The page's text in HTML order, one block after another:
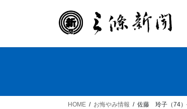
HOME お悔やみ情報 佐藤 玲子（74